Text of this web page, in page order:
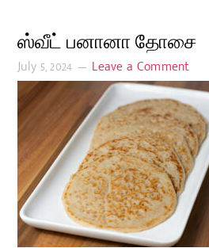
ஸ்வீட் பனானா தோசை
July 5, 2024 Leave a Comment